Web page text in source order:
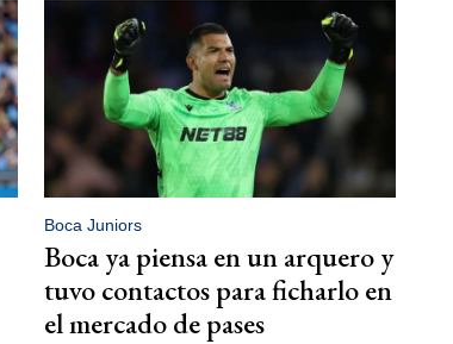
Boca Juniors
Boca ya piensa en un arquero y
tuvo contactos para ficharlo en
el mercado de pases